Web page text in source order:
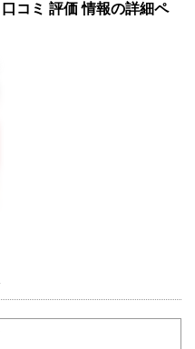
コミ 評価 情報の詳細ペ